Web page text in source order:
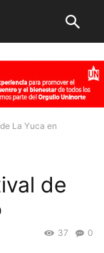
La Yuca en
de
0
37